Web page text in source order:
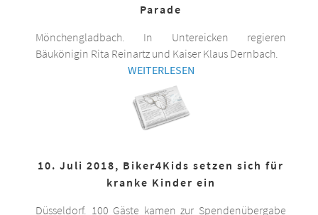
Parade
Mönchengladbach. In Untereicken regieren
Bäukönigin Rita Reinartz und Kaiser Klaus Dernbach.
WEITERLESEN
10. Juli 2018, Biker4Kids setzen sich für
kranke Kinder ein
Düsseldorf. 100 Gäste kamen zur Spendenübergabe